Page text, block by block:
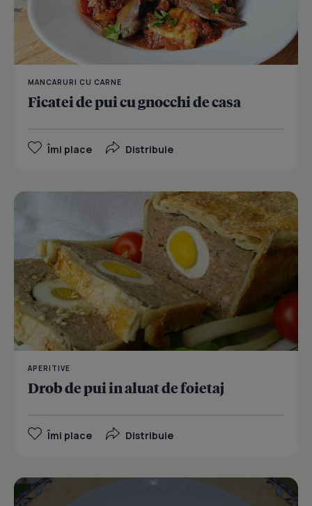
MANCARURI CU CARNE
Ficatei de pui cu gnocchi de casa
Îmi place Distribuie
APERITIVE
Drob de pui in aluat de foietaj
Îmi place Distribuie